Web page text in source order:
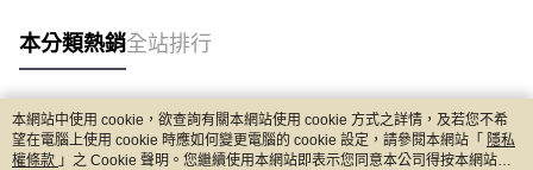
本分類熱銷全站排行
熱門標籤
本網站中使用 cookie，欲查詢有關本網站使用 cookie 方式之詳情，及若您不希
望在電腦上使用 cookie 時應如何變更電腦的 cookie 設定，請參閱本網站「 隱私
權條款 」之 Cookie 聲明。您繼續使用本網站即表示您同意本公司得按本網站使